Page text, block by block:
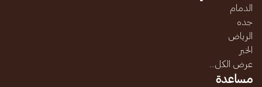
الدمام
جده
الرياض
الخبر
عرض الكل...
مساعدة